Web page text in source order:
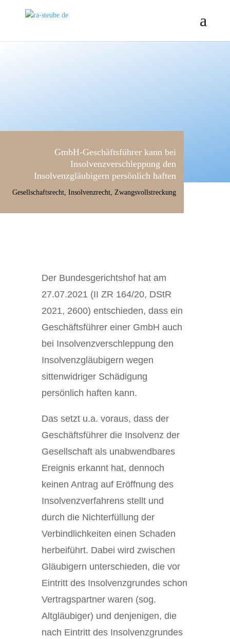
GmbH-Geschäftsführer kann bei
Insolvenzverschleppung den
Insolvenzgläubigern persönlich haften
Gesellschaftsrecht,Insolvenzrecht,Zwangsvollstreckung
Der Bundesgerichtshof hat am
27.07.2021 (II ZR 164/20, DStR
2021, 2600) entschieden, dass ein
Geschäftsführer einer GmbH auch
bei Insolvenzverschleppung den
Insolvenzgläubigern wegen
sittenwidriger Schädigung
persönlich haften kann.
Das setzt u.a. voraus, dass der
Geschäftsführer die Insolvenz der
Gesellschaft als unabwendbares
Ereignis erkannt hat, dennoch
keinen Antrag auf Eröffnung des
Insolvenzverfahrens stellt und
durch die Nichterfüllung der
Verbindlichkeiten einen Schaden
herbeiführt. Dabei wird zwischen
Gläubigern unterschieden, die vor
Eintritt des Insolvenzgrundes schon
Vertragspartner waren (sog.
Altgläubiger) und denjenigen, die
nach Eintritt des Insolvenzgrundes